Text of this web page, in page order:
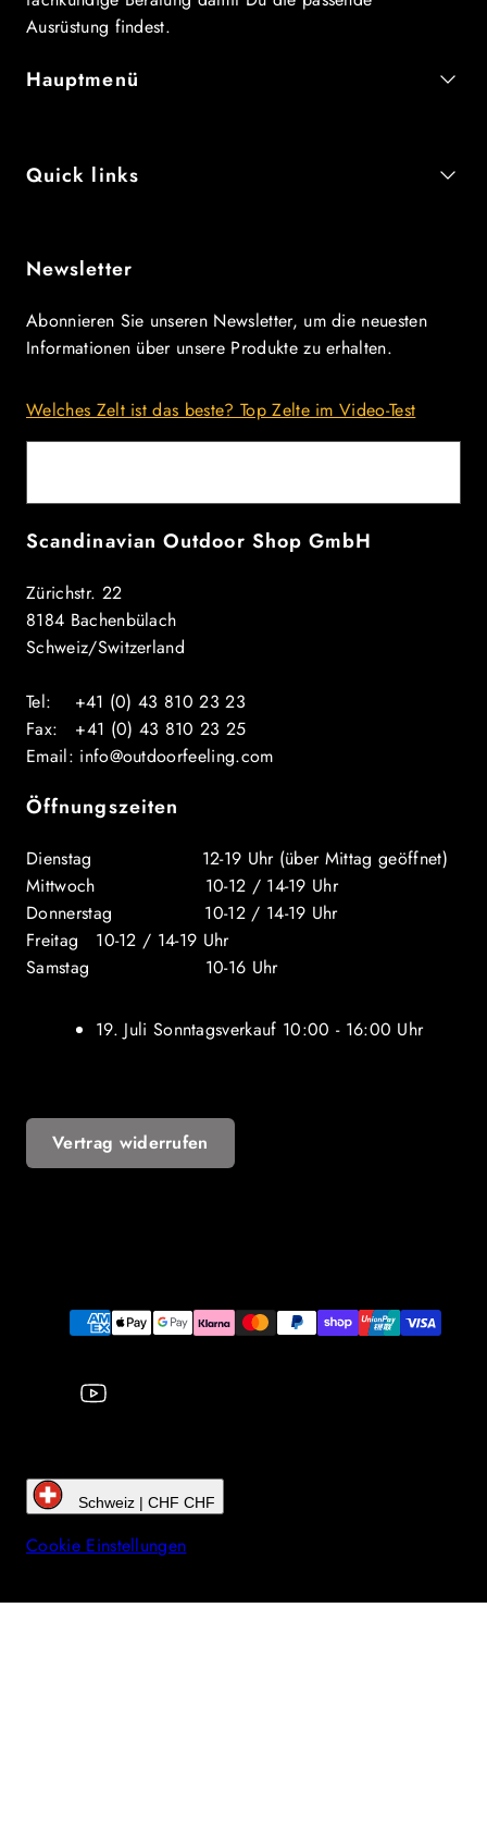
Ausrüstung findest.
Hauptmenü
Quick links
Newsletter
Abonnieren Sie unseren Newsletter, um die neuesten
Informationen über unsere Produkte zu erhalten.
Welches Zelt ist das beste? Top Zelte im Video-Test
Scandinavian Outdoor Shop GmbH
Zürichstr. 22
8184 Bachenbülach
Schweiz/Switzerland
Tel: +41 (0) 43 810 23 23
Fax: +41 (0) 43 810 23 25
Email: info@outdoorfeeling.com
Öffnungszeiten
Dienstag 12-19 Uhr (über Mittag geöffnet)
Mittwoch 10-12 / 14-19 Uhr
Donnerstag 10-12 / 14-19 Uhr
Freitag 10-12 / 14-19 Uhr
Samstag 10-16 Uhr
19. Juli Sonntagsverkauf 10:00 - 16:00 Uhr
Vertrag widerrufen
Zahlungsarten
YouTube
Schweiz | CHF CHF
Cookie Einstellungen